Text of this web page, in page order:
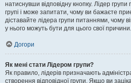
натиснувши відповідну кнопку. Лідер
групі і може запитати, чому ви бажаєте
діставайте лідера групи питаннями, чому
у нього можуть бути для цього свої причини.
Догори
Як мені стати Лідером групи?
Як правило, лідерів призначають
створення відповідної групи. Якщо ви